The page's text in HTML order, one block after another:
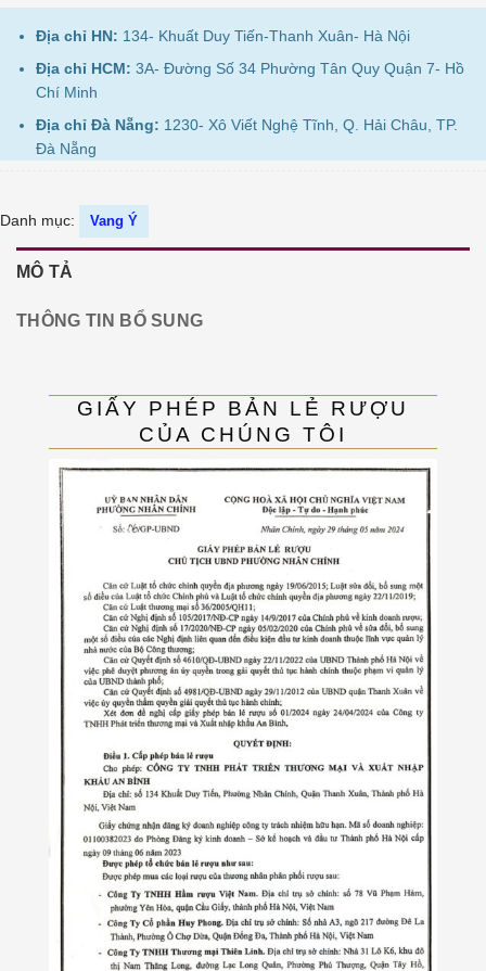
Địa chỉ HN: 134- Khuất Duy Tiến-Thanh Xuân- Hà Nội
Địa chỉ HCM: 3A- Đường Số 34 Phường Tân Quy Quận 7- Hồ
Chí Minh
Địa chỉ Đà Nẵng: 1230- Xô Viết Nghệ Tĩnh, Q. Hải Châu, TP.
Đà Nẵng
Danh mục: Vang Ý
MÔ TẢ
THÔNG TIN BỔ SUNG
GIẤY PHÉP BẢN LẺ RƯỢU
CỦA CHÚNG TÔI